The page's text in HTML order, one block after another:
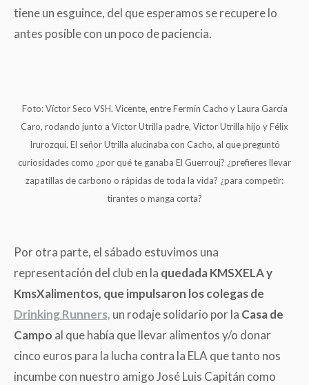
tiene un esguince, del que esperamos se recupere lo
antes posible con un poco de paciencia.
Foto: Víctor Seco VSH. Vicente, entre Fermín Cacho y Laura García
Caro, rodando junto a Victor Utrilla padre, Victor Utrilla hijo y Félix
Irurozqui. El señor Utrilla alucinaba con Cacho, al que preguntó
curiosidades como ¿por qué te ganaba El Guerrouj? ¿prefieres llevar
zapatillas de carbono o rápidas de toda la vida? ¿para competir:
tirantes o manga corta?
Por otra parte, el sábado estuvimos una
representación del club en la quedada KMSXELA y
KmsXalimentos, que impulsaron los colegas de
Drinking Runners, un rodaje solidario por la Casa de
Campo al que había que llevar alimentos y/o donar
cinco euros para la lucha contra la ELA que tanto nos
incumbe con nuestro amigo José Luis Capitán como